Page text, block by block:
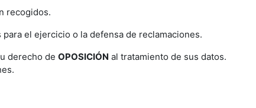
recogidos.
el ejercicio o la defensa de reclamaciones.
derecho de OPOSICIÓN al tratamiento de sus datos.